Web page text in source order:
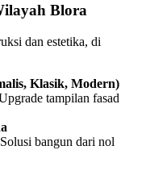
Blora
dan estetika, di
Klasik, Modern)
tampilan fasad
bangun dari nol